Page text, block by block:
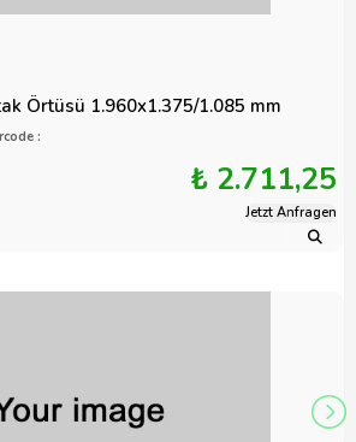
Örtüsü 1.960x1.375/1.085 mm
:
₺ 2.711,25
Jetzt Anfragen